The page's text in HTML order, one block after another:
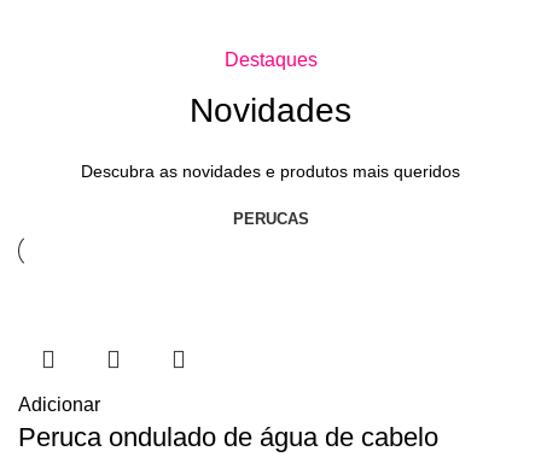
Destaques
Novidades
Descubra as novidades e produtos mais queridos
PERUCAS
Adicionar
Peruca ondulado de água de cabelo